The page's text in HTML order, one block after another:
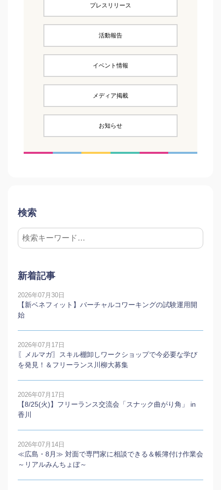
プレスリリース
活動報告
イベント情報
メディア掲載
お知らせ
検索
新着記事
2026年07月30日
【新ベネフィット】バーチャルコワーキングの試験運用開
始
2026年07月17日
〖メルマガ〗スキル棚卸しワークショップで今必要な学び
を発見！＆フリーランス川柳大募集
2026年07月17日
【8/25(火)】フリーランス交流会「スナック曲がり角」 in
香川
2026年07月14日
≪広島・8月≫ 対面で専門家に相談できる＆帳簿付け作業会
～リアルみんちょぼ～